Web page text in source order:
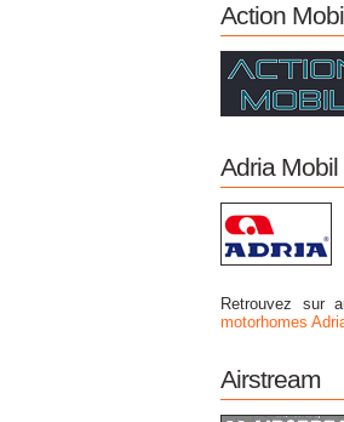
Action
Adria Mobil
Retrouvez sur
motorhomes
Airstream